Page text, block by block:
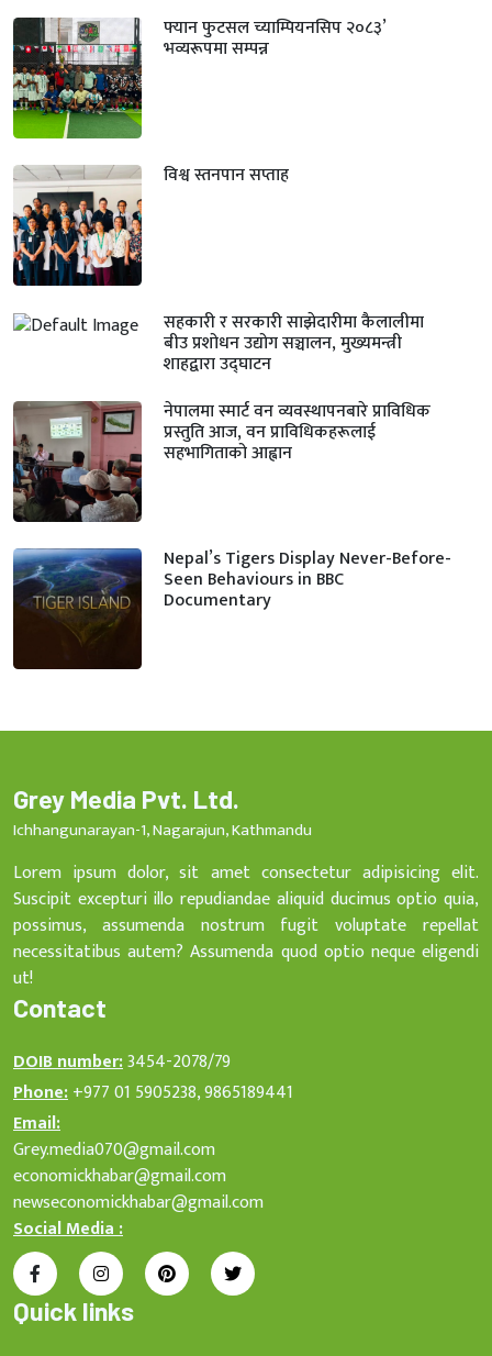
फ्यान फुटसल च्याम्पियनसिप २०८३’
भव्यरूपमा सम्पन्न
विश्व स्तनपान सप्ताह
सहकारी र सरकारी साझेदारीमा कैलालीमा
बीउ प्रशोधन उद्योग सञ्चालन, मुख्यमन्त्री
शाहद्वारा उद्घाटन
नेपालमा स्मार्ट वन व्यवस्थापनबारे प्राविधिक
प्रस्तुति आज, वन प्राविधिकहरूलाई
सहभागिताको आह्वान
Nepal’s Tigers Display Never-Before-
Seen Behaviours in BBC
Documentary
Grey Media Pvt. Ltd.
Ichhangunarayan-1, Nagarajun, Kathmandu
Lorem ipsum dolor, sit amet consectetur adipisicing elit.
Suscipit excepturi illo repudiandae aliquid ducimus optio quia,
possimus, assumenda nostrum fugit voluptate repellat
necessitatibus autem? Assumenda quod optio neque eligendi
ut!
Contact
DOIB number:3454-2078/79
Phone:+977 01 5905238, 9865189441
Email:
Grey.media070@gmail.com
economickhabar@gmail.com
newseconomickhabar@gmail.com
Social Media :
Quick links